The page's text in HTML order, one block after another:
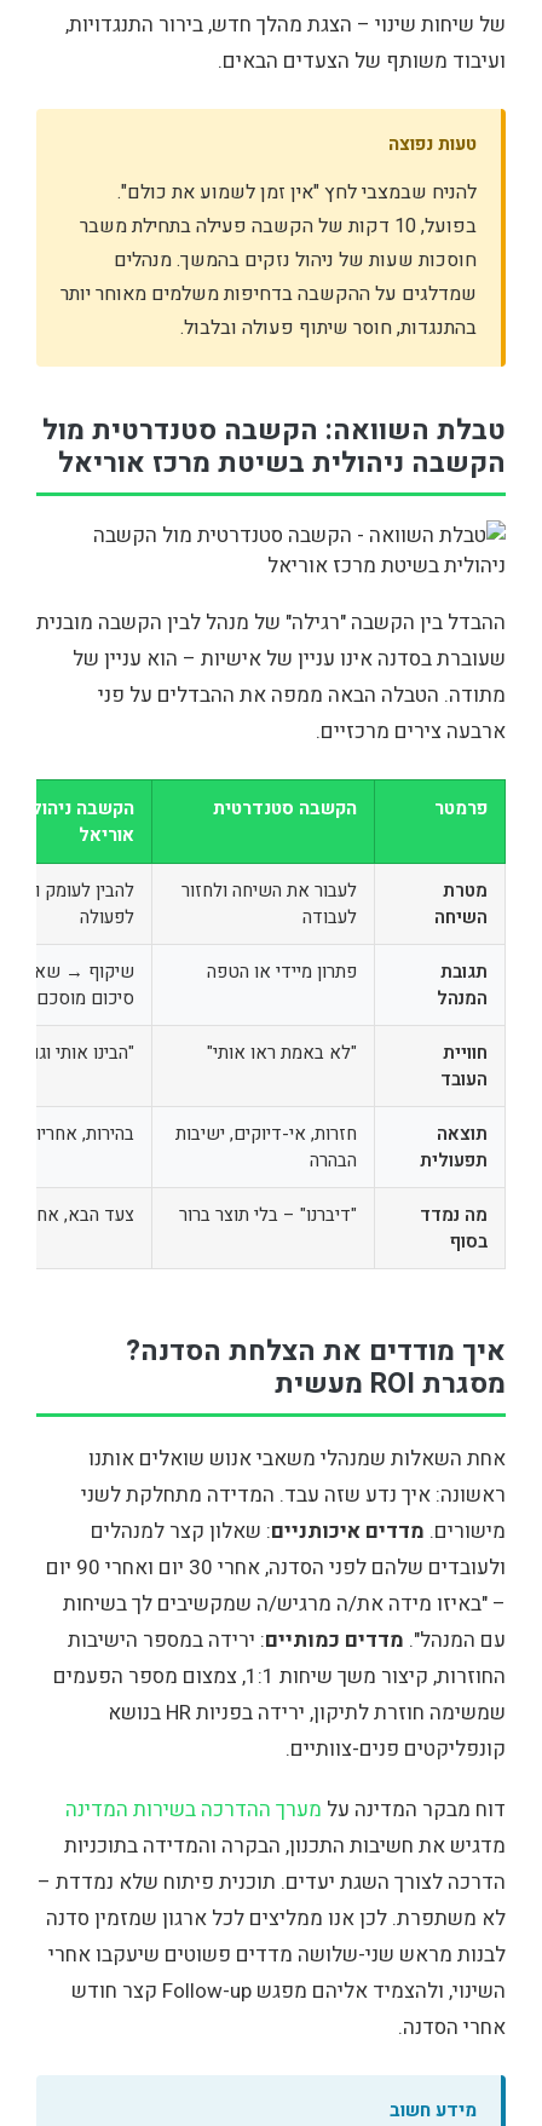
של שיחות שינוי – הצגת מהלך חדש, בירור התנגדויות,
ועיבוד משותף של הצעדים הבאים.
טעות נפוצה
להניח שבמצבי לחץ "אין זמן לשמוע את כולם".
בפועל, 10 דקות של הקשבה פעילה בתחילת משבר
חוסכות שעות של ניהול נזקים בהמשך. מנהלים
שמדלגים על ההקשבה בדחיפות משלמים מאוחר יותר
בהתנגדות, חוסר שיתוף פעולה ובלבול.
טבלת השוואה: הקשבה סטנדרטית מול
הקשבה ניהולית בשיטת מרכז אוריאל
ההבדל בין הקשבה "רגילה" של מנהל לבין הקשבה מובנית
שעוברת בסדנה אינו עניין של אישיות – הוא עניין של
מתודה. הטבלה הבאה ממפה את ההבדלים על פני
ארבעה צירים מרכזיים.
פרמטר הקשבה סטנדרטית
הקשבה ניהולית
אוריאל
מטרת
השיחה
לעבור את השיחה ולחזור
לעבודה
להבין לעומק
לפעולה
תגובת
המנהל
פתרון מיידי או הטפה
שיקוף → שאלה
סיכום מוסכם
חוויית
העובד
"לא באמת ראו אותי" "הבינו אותי וגם
תוצאה
תפעולית
חזרות, אי-דיוקים, ישיבות
הבהרה
בהירות, אחריות,
מה נמדד
בסוף
"דיברנו" – בלי תוצר ברור צעד הבא, אחראי
איך מודדים את הצלחת הסדנה?
מסגרת ROI מעשית
אחת השאלות שמנהלי משאבי אנוש שואלים אותנו
ראשונה: איך נדע שזה עבד. המדידה מתחלקת לשני
מישורים. מדדים איכותניים: שאלון קצר למנהלים
ולעובדים שלהם לפני הסדנה, אחרי 30 יום ואחרי 90 יום
– "באיזו מידה את/ה מרגיש/ה שמקשיבים לך בשיחות
עם המנהל". מדדים כמותיים: ירידה במספר הישיבות
החוזרות, קיצור משך שיחות 1:1, צמצום מספר הפעמים
שמשימה חוזרת לתיקון, ירידה בפניות HR בנושא
קונפליקטים פנים-צוותיים.
דוח מבקר המדינה על מערך ההדרכה בשירות המדינה
מדגיש את חשיבות התכנון, הבקרה והמדידה בתוכניות
הדרכה לצורך השגת יעדים. תוכנית פיתוח שלא נמדדת –
לא משתפרת. לכן אנו ממליצים לכל ארגון שמזמין סדנה
לבנות מראש שני-שלושה מדדים פשוטים שיעקבו אחרי
השינוי, ולהצמיד אליהם מפגש Follow-up קצר חודש
אחרי הסדנה.
מידע חשוב